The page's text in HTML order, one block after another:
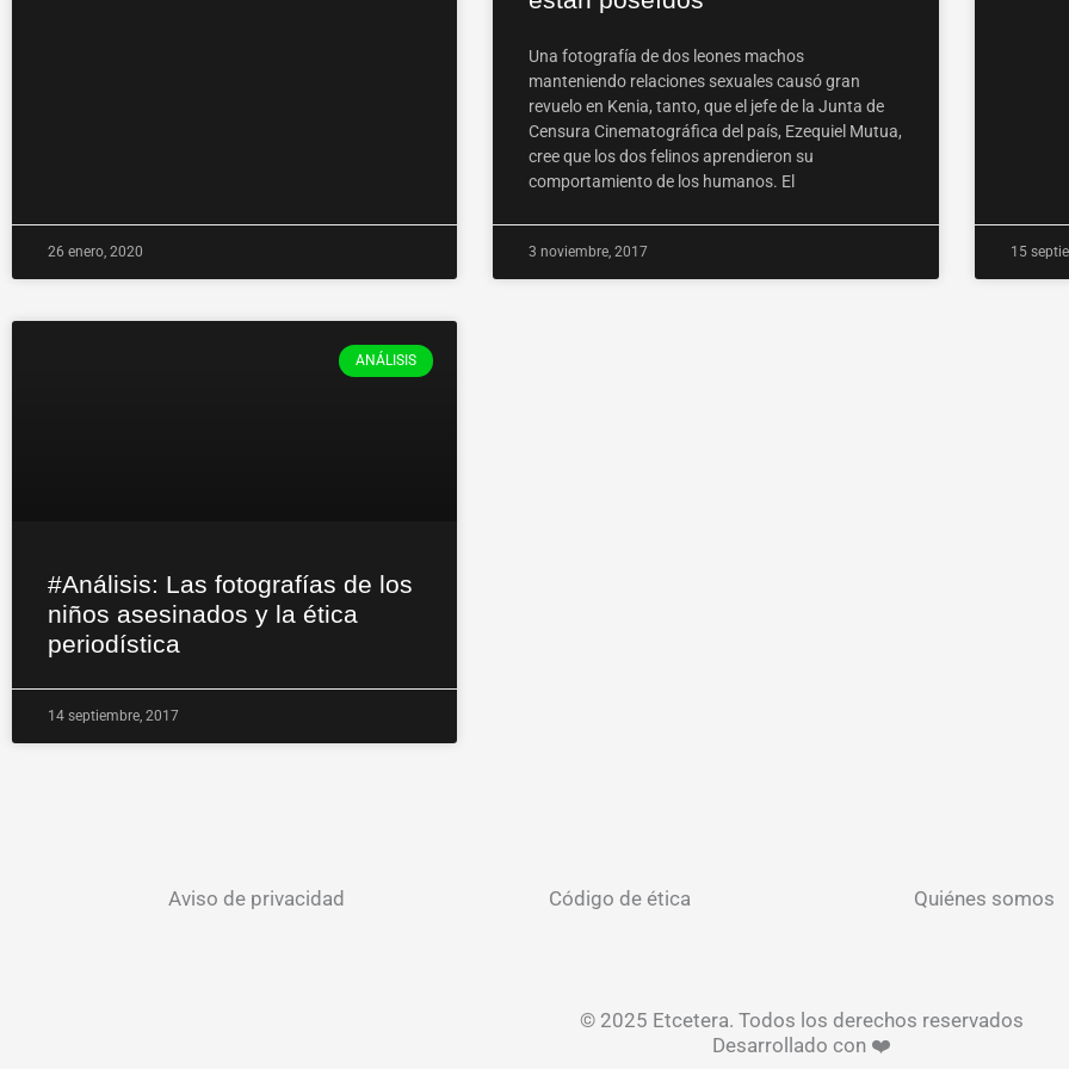
26 enero, 2020
Una fotografía de dos leones machos
manteniendo relaciones sexuales causó gran
revuelo en Kenia, tanto, que el jefe de la Junta de
Censura Cinematográfica del país, Ezequiel Mutua,
cree que los dos felinos aprendieron su
comportamiento de los humanos. El
3 noviembre, 2017 15
ANÁLISIS
#Análisis: Las fotografías de los
niños asesinados y la ética
periodística
14 septiembre, 2017
Aviso de privacidad Código de ética Quiénes somos
© 2025 Etcetera. Todos los derechos reservados
Desarrollado con ❤️